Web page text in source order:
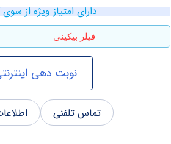
دارای امتیاز ویژه از سوی کاربران
فیلر بیکینی
نوبت دهی اینترنتی
تماس تلفنی اطلاعات بیشتر